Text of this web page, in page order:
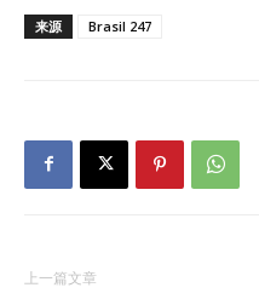
来源 Brasil 247
上一篇文章